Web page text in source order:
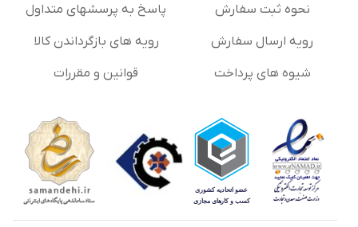
نحوه ثبت سفارش
رویه ارسال سفارش
شیوه های پرداخت
پاسخ به پرسشهای متداول
رویه های بازگرداندن کالا
قوانین و مقررات